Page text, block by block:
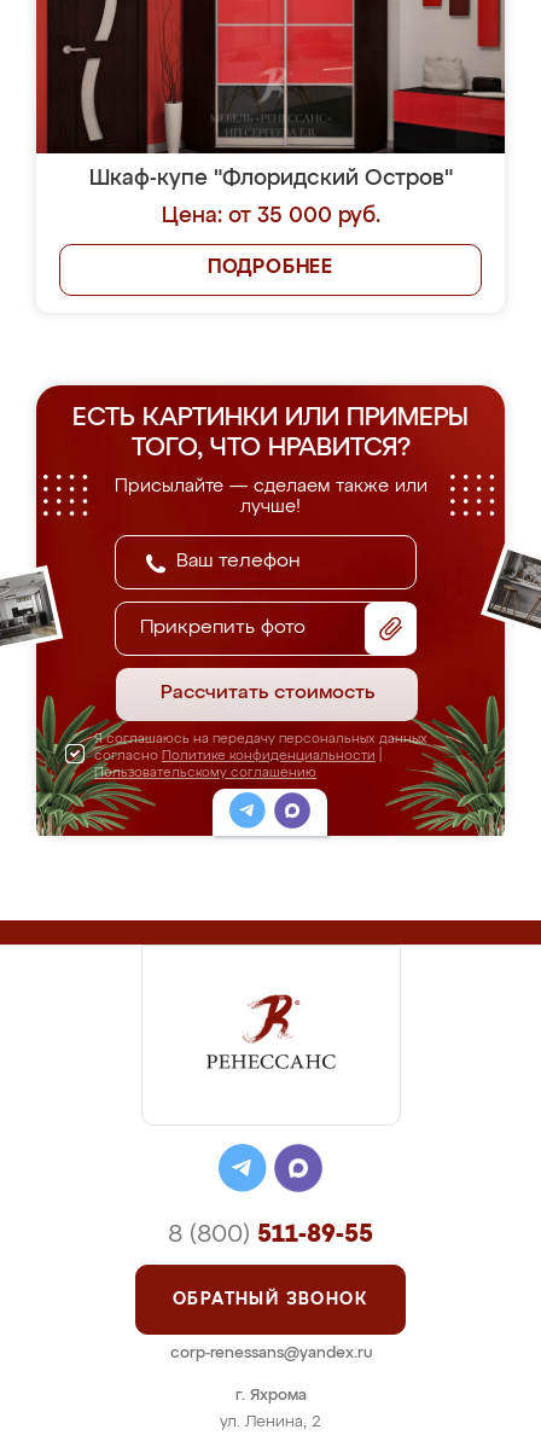
Шкаф-купе "Флоридский Остров"
Цена: от 35 000 руб.
ПОДРОБНЕЕ
ЕСТЬ КАРТИНКИ ИЛИ ПРИМЕРЫ
ТОГО, ЧТО НРАВИТСЯ?
Присылайте — сделаем также или
лучше!
Прикрепить фото
Рассчитать стоимость
Я соглашаюсь на передачу персональных данных
согласно Политике конфиденциальности
Пользовательскому соглашению
г. Яхрома
ул. Ленина, 2
8 (800) 511-89-55
ОБРАТНЫЙ ЗВОНОК
corp-renessans@yandex.ru